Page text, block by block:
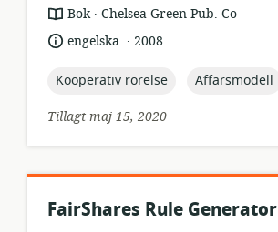
resursformat:
Bok .
utgivare:
Chelsea Green Pub. Co
språk:engelska .
publiceringsdatum:
2008
topic:
Kooperativ rörelse topic:
Affärsmodell
Tillagt maj 15, 2020
FairShares Rule Generator